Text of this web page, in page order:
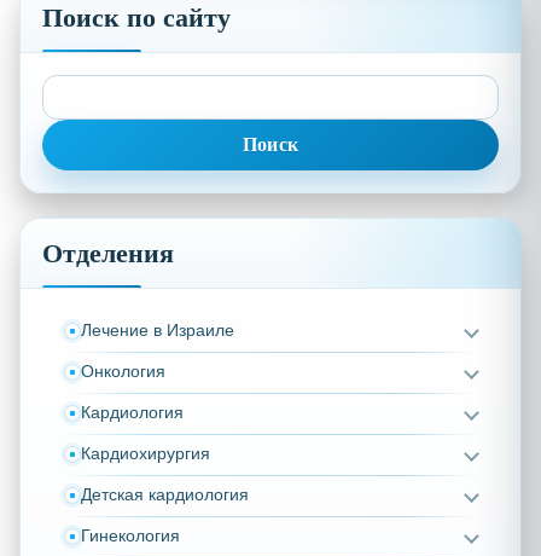
Поиск по сайту
Найти:
Отделения
Лечение в Израиле
Онкология
Кардиология
Кардиохирургия
Детская кардиология
Гинекология